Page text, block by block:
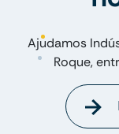
Ajudamos
Roque,